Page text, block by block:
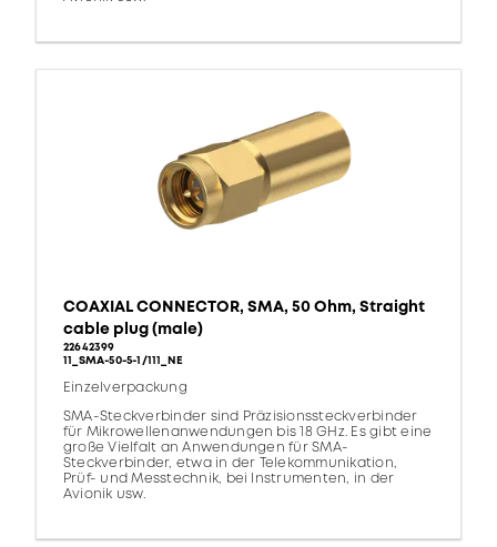
COAXIAL CONNECTOR, SMA, 50 Ohm, Straight
cable plug (male)
22642399
11_SMA-50-5-1/111_NE
Einzelverpackung
SMA-Steckverbinder sind Präzisionssteckverbinder
für Mikrowellenanwendungen bis 18 GHz. Es gibt eine
große Vielfalt an Anwendungen für SMA-
Steckverbinder, etwa in der Telekommunikation,
Prüf- und Messtechnik, bei Instrumenten, in der
Avionik usw.